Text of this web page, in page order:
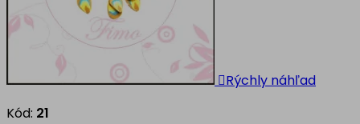
Rýchly náhľad
Kód: 21